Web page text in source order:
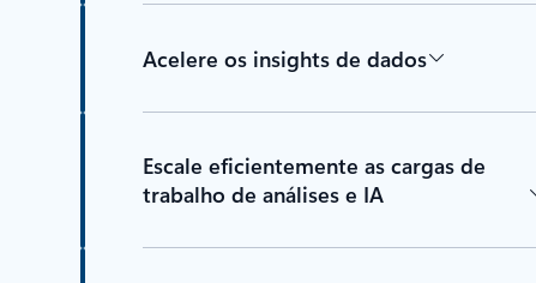
Acelere os insights de dados
Escale eficientemente as cargas de
trabalho de análises e IA